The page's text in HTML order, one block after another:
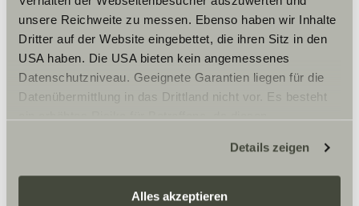
unsere Reichweite zu messen. Ebenso haben wir Inhalte
Dritter auf der Website eingebettet, die ihren Sitz in den
USA haben. Die USA bieten kein angemessenes
Datenschutzniveau. Geeignete Garantien liegen für die
Datenübermittlung in das Drittland nicht vor. Es besteht
zustehen. Eingesetzte Dienstleister können Daten für
eigene Zwecke verarbeiten und mit anderen Daten
zusammenführen. Weitere Informationen finden Sie hier:
Details zeigen
Alles akzeptieren
Horario
WERKSTATT